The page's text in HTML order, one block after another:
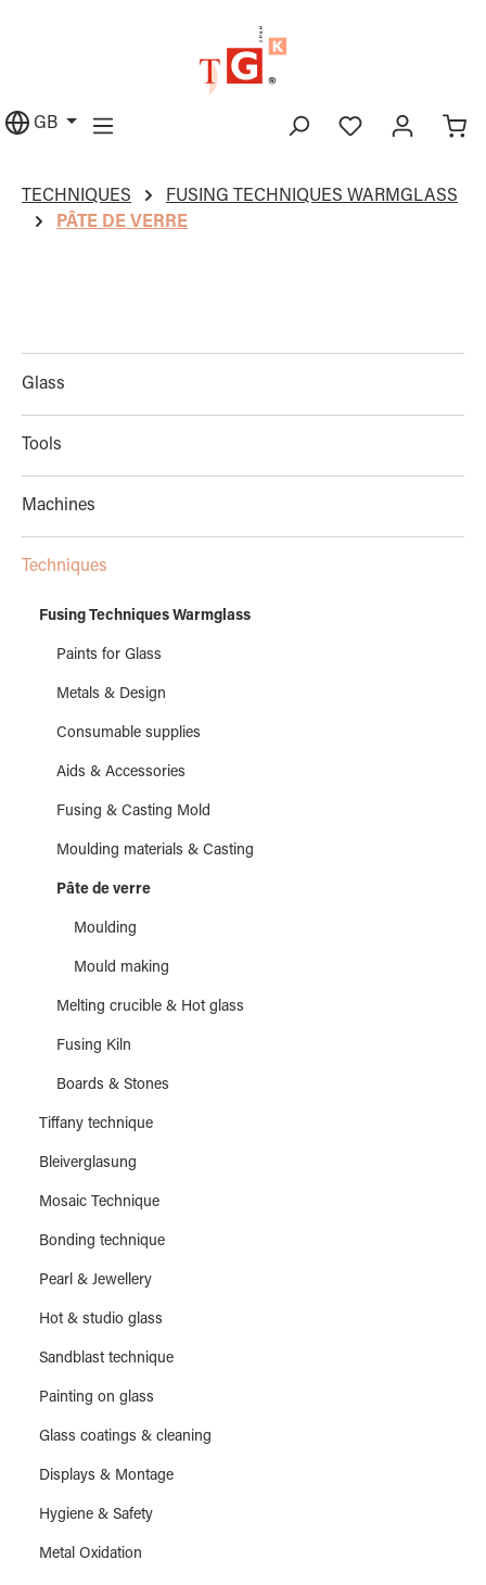
GB
TECHNIQUES
FUSING TECHNIQUES WARMGLASS
PÂTE DE VERRE
Glass
Tools
Machines
Techniques
Fusing Techniques Warmglass
Paints for Glass
Metals & Design
Consumable supplies
Aids & Accessories
Fusing & Casting Mold
Moulding materials & Casting
Pâte de verre
Moulding
Mould making
Melting crucible & Hot glass
Fusing Kiln
Boards & Stones
Tiffany technique
Bleiverglasung
Mosaic Technique
Bonding technique
Pearl & Jewellery
Hot & studio glass
Sandblast technique
Painting on glass
Glass coatings & cleaning
Displays & Montage
Hygiene & Safety
Metal Oxidation